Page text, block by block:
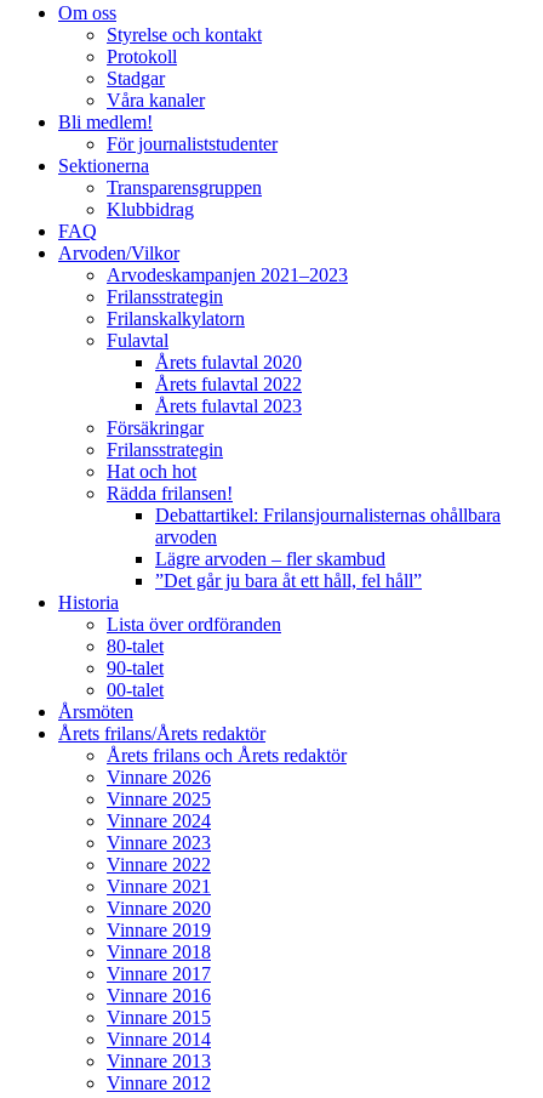
Om oss
Styrelse och kontakt
Protokoll
Stadgar
Våra kanaler
Bli medlem!
För journaliststudenter
Sektionerna
Transparensgruppen
Klubbidrag
FAQ
Arvoden/Vilkor
Arvodeskampanjen 2021–2023
Frilansstrategin
Frilanskalkylatorn
Fulavtal
Årets fulavtal 2020
Årets fulavtal 2022
Årets fulavtal 2023
Försäkringar
Frilansstrategin
Hat och hot
Rädda frilansen!
Debattartikel: Frilansjournalisternas ohållbara
arvoden
Lägre arvoden – fler skambud
”Det går ju bara åt ett håll, fel håll”
Historia
Lista över ordföranden
80-talet
90-talet
00-talet
Årsmöten
Årets frilans/Årets redaktör
Årets frilans och Årets redaktör
Vinnare 2026
Vinnare 2025
Vinnare 2024
Vinnare 2023
Vinnare 2022
Vinnare 2021
Vinnare 2020
Vinnare 2019
Vinnare 2018
Vinnare 2017
Vinnare 2016
Vinnare 2015
Vinnare 2014
Vinnare 2013
Vinnare 2012